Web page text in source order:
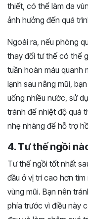
thiết, có thể làm da
ảnh hưởng đến quá
Ngoài ra, nếu phòng
thay đổi tư thế có thể
tuần hoàn máu quanh
lạnh sau nâng mũi,
uống nhiều nước, sử
tránh để nhiệt độ quá
nhẹ nhàng để hỗ trợ
4. Tư thế ngồi
Tư thế ngồi tốt nhất
đầu ở vị trí cao hơn
vùng mũi. Bạn nên
phía trước vì điều này